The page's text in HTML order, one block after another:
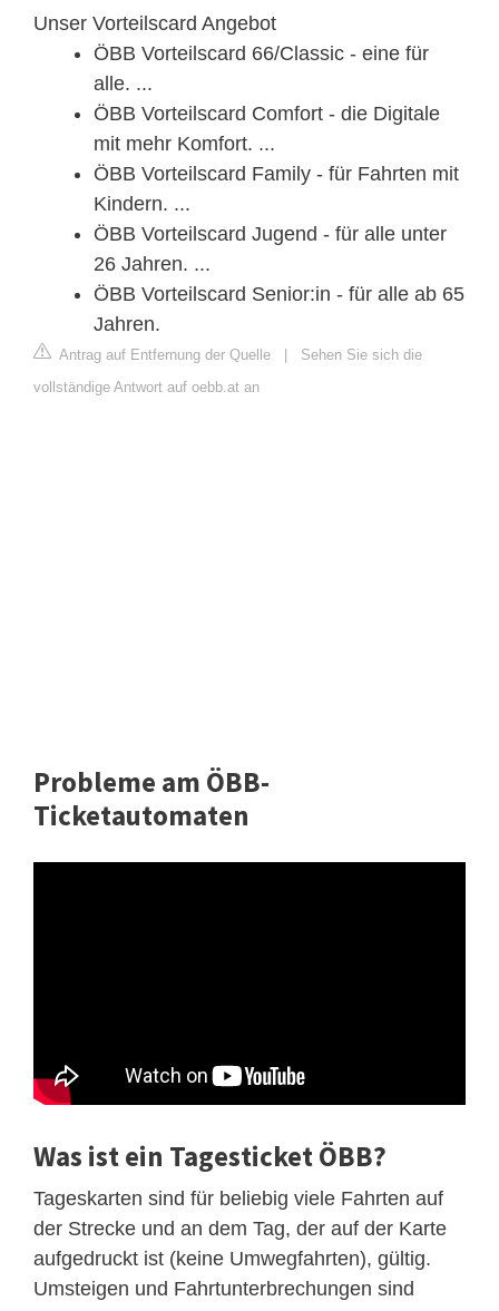
Unser Vorteilscard Angebot
ÖBB Vorteilscard 66/Classic - eine für
alle. ...
ÖBB Vorteilscard Comfort - die Digitale
mit mehr Komfort. ...
ÖBB Vorteilscard Family - für Fahrten mit
Kindern. ...
ÖBB Vorteilscard Jugend - für alle unter
26 Jahren. ...
ÖBB Vorteilscard Senior:in - für alle ab 65
Jahren.
Antrag auf Entfernung der Quelle
Sehen Sie sich die
vollständige Antwort auf oebb.at an
Probleme am ÖBB-
Ticketautomaten
Was ist ein Tagesticket ÖBB?
Tageskarten sind für beliebig viele Fahrten auf
der Strecke und an dem Tag, der auf der Karte
aufgedruckt ist (keine Umwegfahrten), gültig.
Umsteigen und Fahrtunterbrechungen sind